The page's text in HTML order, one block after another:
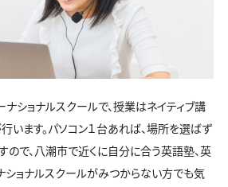
ナショナルスクールで、授業はネイティブ講
います。パソコン１台あれば、場所を選ばず
ので、八潮市で近くに自分に合う英語塾、英
ショナルスクールがみつからない方でも気